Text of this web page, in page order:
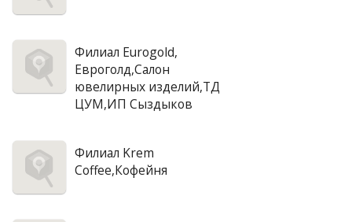
Филиал Eurogold,
Евроголд,Салон
ювелирных изделий,ТД
ЦУМ,ИП Сыздыков
Филиал Krem
Coffee,Кофейня